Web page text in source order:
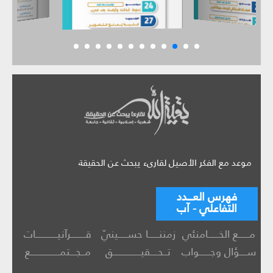
موعد مع الفكر الأصيل لقارىء يبحث عن الحقيقة
فهرس العـــدد
التفاعلي - آب
مــــــع الخــــــامنئي زمننــــــا حســـــينيّ
قــــــــرآنيــــــــــــات
ســــؤال وجــــــواب
تــحــــقيـــــــــــــــق مــجـــتمــــــــــــــــع